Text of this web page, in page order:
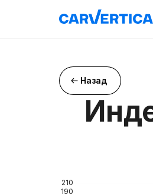
Назад
210
190